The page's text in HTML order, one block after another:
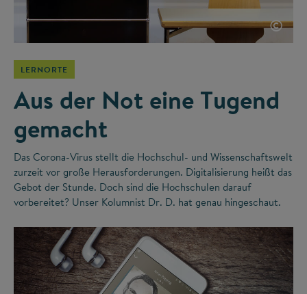
©
LERNORTE
Aus der Not eine Tugend
gemacht
Das Corona-Virus stellt die Hochschul- und Wissenschaftswelt
zurzeit vor große Herausforderungen. Digitalisierung heißt das
Gebot der Stunde. Doch sind die Hochschulen darauf
vorbereitet? Unser Kolumnist Dr. D. hat genau hingeschaut.